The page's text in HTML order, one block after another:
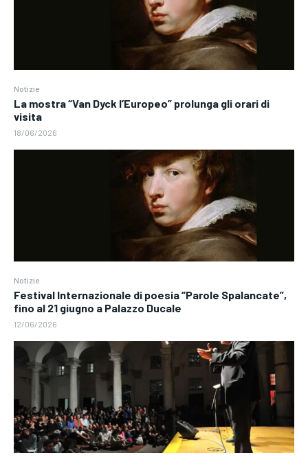
Notizie
La mostra “Van Dyck l’Europeo” prolunga gli orari di
visita
18/06/2026
Notizie
Festival Internazionale di poesia “Parole Spalancate”,
fino al 21 giugno a Palazzo Ducale
12/06/2026